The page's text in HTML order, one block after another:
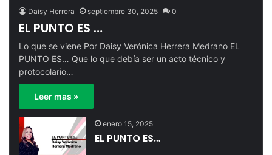
Daisy Herrera septiembre 30, 2025 0
EL PUNTO ES …
Lo que se viene Por Daisy Verónica Herrera Medrano EL
PUNTO ES… Que lo que debía ser un acto técnico y
protocolario…
Leer mas »
enero 15, 2025
EL PUNTO ES…